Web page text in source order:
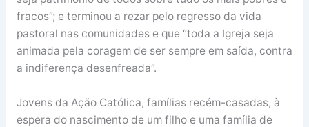
fracos”; e terminou a rezar pelo regresso da vida
pastoral nas comunidades e que “toda a Igreja seja
animada pela coragem de ser sempre em saída, contra
a indiferença desenfreada”.
Jovens da Ação Católica, famílias recém-casadas, à
espera do nascimento de um filho e uma família de